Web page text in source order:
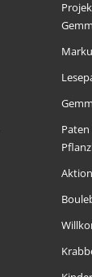
Aktion